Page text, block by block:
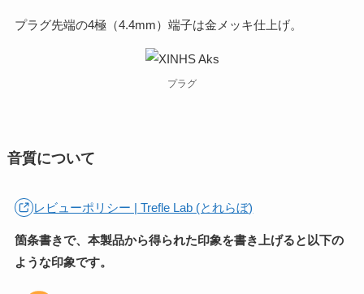
プラグ先端の4極（4.4mm）端子は金メッキ仕上げ。
プラグ
音質について
レビューポリシー | Trefle Lab (とれらぼ)
箇条書きで、本製品から得られた印象を書き上げると以下の
ような印象です。